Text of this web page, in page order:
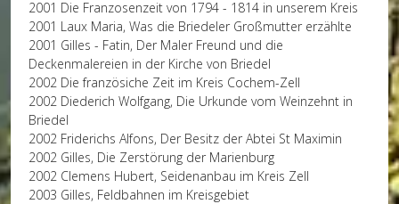
2001 Die Franzosenzeit von 1794 - 1814 in unserem Kreis
2001 Laux Maria, Was die Briedeler Großmutter erzählte
2001 Gilles - Fatin, Der Maler Freund und die
Deckenmalereien in der Kirche von Briedel
2002 Die französiche Zeit im Kreis Cochem-Zell
2002 Diederich Wolfgang, Die Urkunde vom Weinzehnt in
Briedel
2002 Friderichs Alfons, Der Besitz der Abtei St Maximin
2002 Gilles, Die Zerstörung der Marienburg
2002 Clemens Hubert, Seidenanbau im Kreis Zell
2003 Gilles, Feldbahnen im Kreisgebiet